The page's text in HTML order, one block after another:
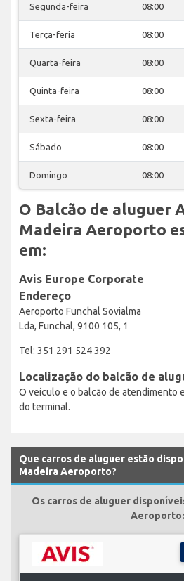
Segunda-feira 08:00
Terça-feria 08:00
Quarta-feira 08:00
Quinta-feira 08:00
Sexta-feira 08:00
Sábado 08:00
Domingo 08:00
O Balcão de aluguer
Madeira Aeroporto
em:
Avis Europe Corporate
Endereço
Aeroporto Funchal Sovialma
Lda, Funchal, 9100 105, 1
Tel: 351 291 524 392
Localização do balcão de
O veículo e o balcão de atendimento
do terminal.
Que carros de aluguer estão
Madeira Aeroporto?
Os carros de aluguer
Aeroporto: